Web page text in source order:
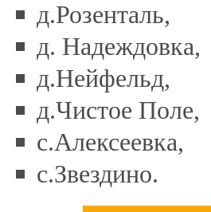
д.Розенталь,
д. Надеждовка,
д.Нейфельд,
д.Чистое Поле,
с.Алексеевка,
с.Звездино.